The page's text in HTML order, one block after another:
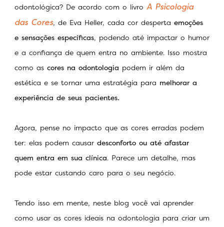
odontológica? De acordo com o livro A Psicologia
das Cores, de Eva Heller, cada cor desperta emoções
e sensações específicas, podendo até impactar o humor
e a confiança de quem entra no ambiente. Isso mostra
como as cores na odontologia podem ir além da
estética e se tornar uma estratégia para melhorar a
experiência de seus pacientes.
Agora, pense no impacto que as cores erradas podem
ter: elas podem causar desconforto ou até afastar
quem entra em sua clínica. Parece um detalhe, mas
pode estar custando caro para o seu negócio.
Tendo isso em mente, neste blog você vai aprender
como usar as cores ideais na odontologia para criar um